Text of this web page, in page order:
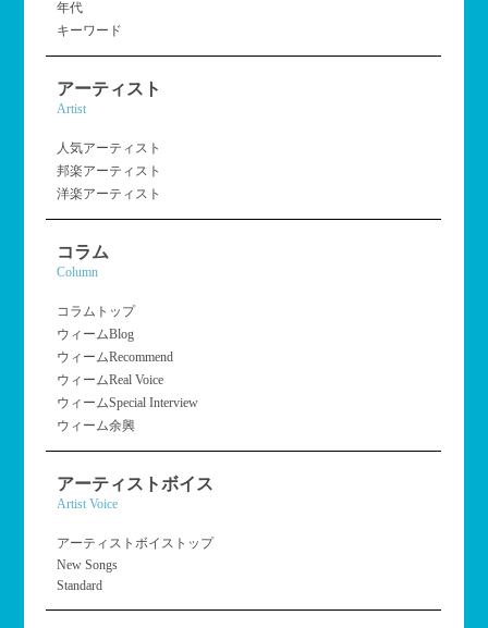
年代
キーワード
アーティスト
Artist
人気アーティスト
邦楽アーティスト
洋楽アーティスト
コラム
Column
コラムトップ
ウィームBlog
ウィームRecommend
ウィームReal Voice
ウィームSpecial Interview
ウィーム余興
アーティストボイス
Artist Voice
アーティストボイストップ
New Songs
Standard